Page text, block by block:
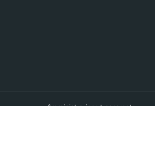
Amministrazione trasparente